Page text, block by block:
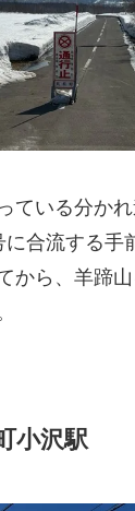
ている分か
合流する手
から、羊蹄
小沢駅